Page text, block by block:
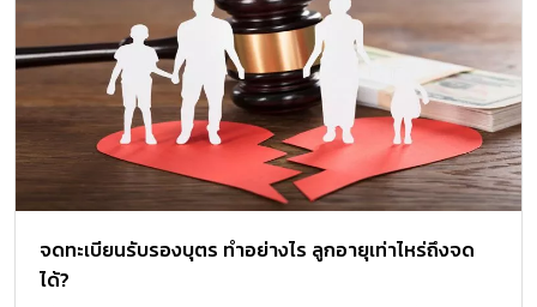
จดทะเบียนรับรองบุตร ทำอย่างไร ลูกอายุเท่าไหร่ถึงจด
ได้?